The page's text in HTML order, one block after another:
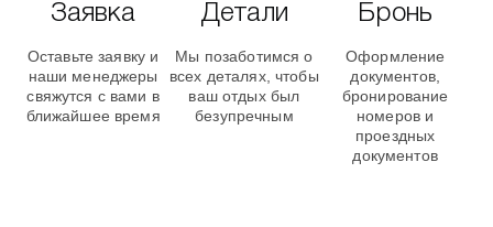
Заявка
Оставьте заявку и
наши менеджеры
свяжутся с вами в
ближайшее время
Детали
Мы позаботимся о
всех деталях, чтобы
ваш отдых был
безупречным
Бронь
Оформление
документов,
бронирование
номеров и
проездных
документов